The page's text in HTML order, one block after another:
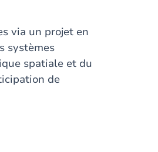
via un projet en
systèmes
spatiale et du
de